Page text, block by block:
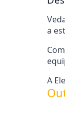
a
A